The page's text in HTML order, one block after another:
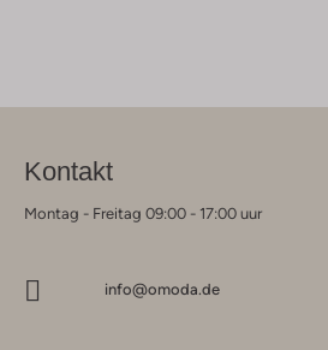
Kontakt
Montag - Freitag 09:00 - 17:00 uur
info@omoda.de